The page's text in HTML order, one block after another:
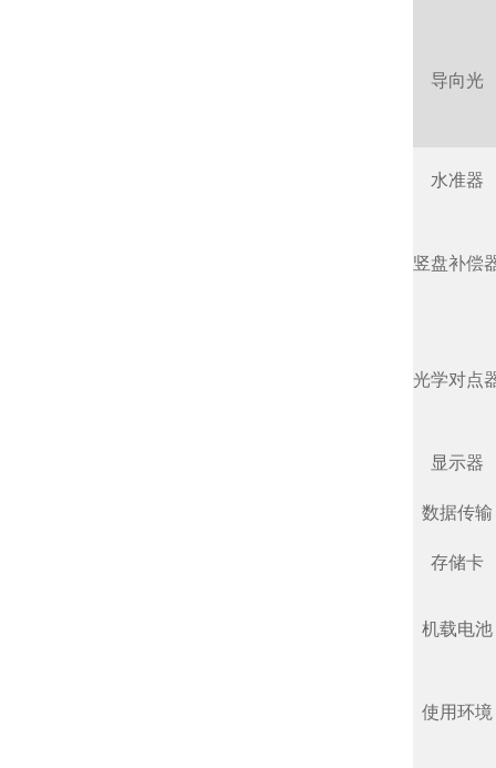
导向光
水准器
竖盘补偿
光学对点
显示器
数据传输
存储卡
机载电池
使用环境